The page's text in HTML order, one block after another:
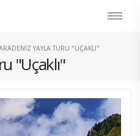
"Uçaklı"
YAYLA TURU "UÇAKLI"